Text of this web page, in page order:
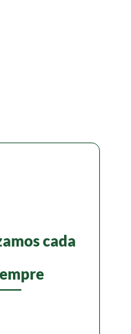
cada